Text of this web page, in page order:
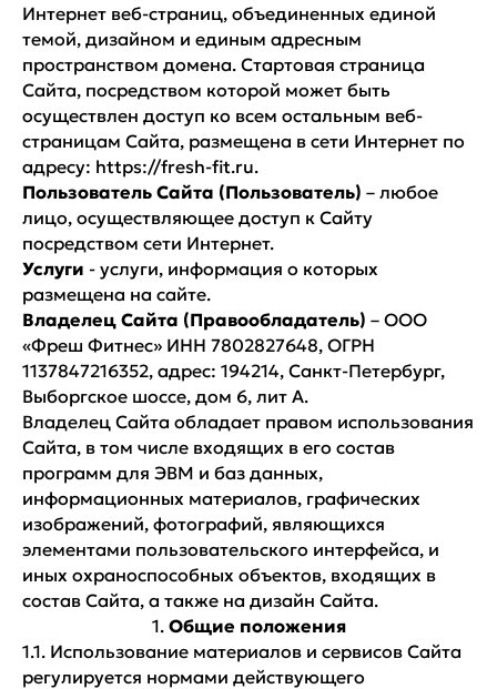
Интернет веб-страниц, объединенных единой
темой, дизайном и единым адресным
пространством домена. Стартовая страница
Сайта, посредством которой может быть
осуществлен доступ ко всем остальным веб-
страницам Сайта, размещена в сети Интернет по
адресу: https://fresh-fit.ru.
Пользователь Сайта (Пользователь) – любое
лицо, осуществляющее доступ к Сайту
посредством сети Интернет.
Услуги - услуги, информация о которых
размещена на сайте.
Владелец Сайта (Правообладатель) – ООО
«Фреш Фитнес» ИНН 7802827648, ОГРН
1137847216352, адрес: 194214, Санкт-Петербург,
Выборгское шоссе, дом 6, лит А.
Владелец Сайта обладает правом использования
Сайта, в том числе входящих в его состав
программ для ЭВМ и баз данных,
информационных материалов, графических
изображений, фотографий, являющихся
элементами пользовательского интерфейса, и
иных охраноспособных объектов, входящих в
состав Сайта, а также на дизайн Сайта.
1. Общие положения
1.1. Использование материалов и сервисов Сайта
регулируется нормами действующего